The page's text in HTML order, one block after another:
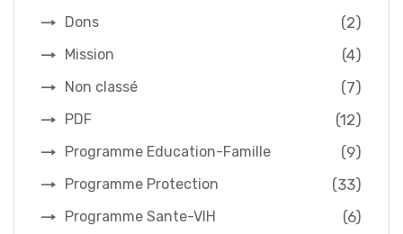
Dons (2)
Mission (4)
Non classé (7)
PDF (12)
Programme Education-Famille (9)
Programme Protection (33)
Programme Sante-VIH (6)